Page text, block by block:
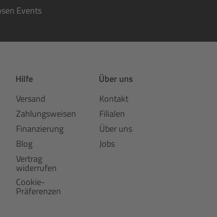
Events
Hilfe
Versand
Zahlungsweisen
Finanzierung
Blog
Vertrag
widerrufen
Cookie-
Präferenzen
Über uns
Kontakt
Filialen
Über uns
Jobs